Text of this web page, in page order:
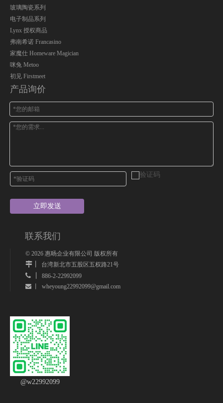
玻璃陶瓷系列
电子制品系列
Lynx 授权商品
弗南希诺 Francasino
家魔仕 Homeware Magician
咪兔 Metoo
初见 Firstmeet
产品询价
立即发送
联系我们
© 2026 惠旸企业有限公司 版权所有
丨 台湾新北市五股区五权路21号
 丨 886-2-22992099
 丨 wheyoung22992099@gmail.com
@w22992099